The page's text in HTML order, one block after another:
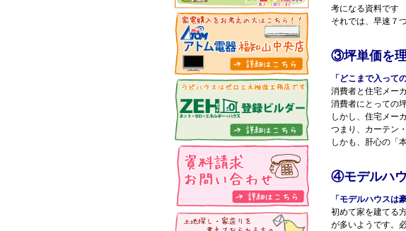
考になる資料です
それでは、早速７
③坪単価を
「どこまで入って
消費者と住宅メー
消費者にとっての
しかし、住宅メー
つまり、カーテン
しかも、肝心の「
④モデルハ
「モデルハウスは
初めて家を建てる
が多いようです。